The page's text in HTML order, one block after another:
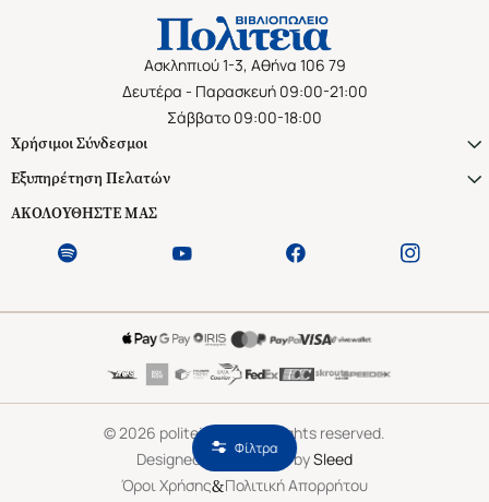
Φίλτρα
Ασκληπιού 1-3, Αθήνα 106 79
Δευτέρα - Παρασκευή 09:00-21:00
Σάββατο 09:00-18:00
Χρήσιμοι Σύνδεσμοι
Εξυπηρέτηση Πελατών
ΑΚΟΛΟΥΘΗΣΤΕ ΜΑΣ
©2026 politeianet.gr All rights reserved.
Designed & Developed bySleed
Όροι Χρήσης&Πολιτική Απορρήτου